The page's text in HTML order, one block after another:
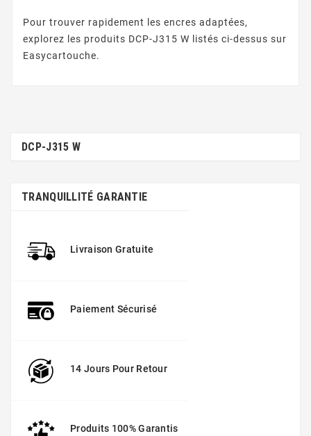
Pour trouver rapidement les encres adaptées,
explorez les produits DCP-J315 W listés ci-dessus sur
Easycartouche.
DCP-J315 W
TRANQUILLITÉ GARANTIE
Livraison Gratuite
Paiement Sécurisé
14 Jours Pour Retour
Produits 100% Garantis